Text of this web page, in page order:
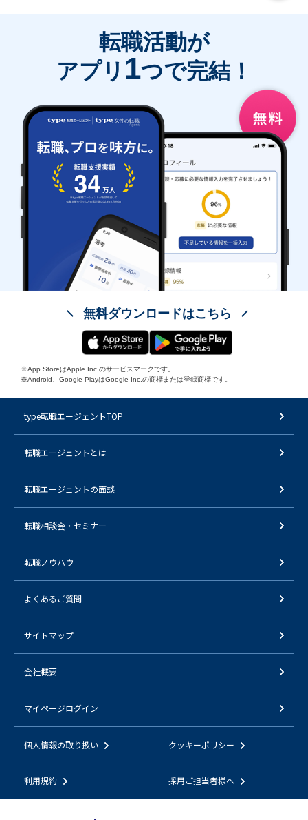
転職活動が
アプリ 1つで完結！
無料ダウンロードはこちら
※App StoreはApple Inc.のサービスマークです。
※Android、Google PlayはGoogle Inc.の商標または登録商標です。
type転職エージェントTOP
転職エージェントとは
転職エージェントの面談
転職相談会・セミナー
転職ノウハウ
よくあるご質問
サイトマップ
会社概要
マイページログイン
個人情報の取り扱い クッキーポリシー
利用規約 採用ご担当者様へ